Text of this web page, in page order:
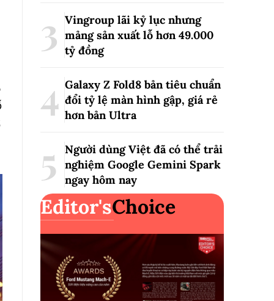
Vingroup lãi kỷ lục nhưng
mảng sản xuất lỗ hơn 49.000
tỷ đồng
Galaxy Z Fold8 bản tiêu chuẩn
đổi tỷ lệ màn hình gập, giá rẻ
hơn bản Ultra
Người dùng Việt đã có thể trải
nghiệm Google Gemini Spark
ngay hôm nay
Editor'sChoice